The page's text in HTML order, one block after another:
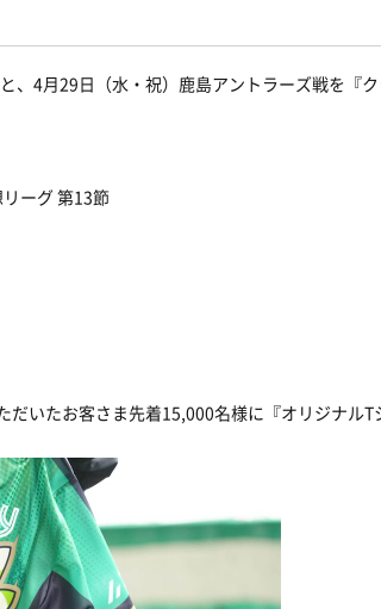
、4月29日（水・祝）鹿島アントラーズ戦を『ク
ーグ 第13節
いたお客さま先着15,000名様に『オリジナルT